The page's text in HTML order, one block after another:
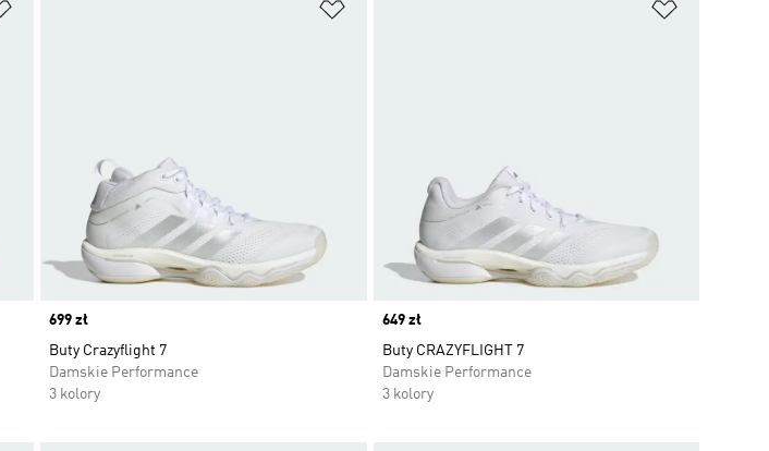
Price
699 zł
Buty Crazyflight 7
Damskie Performance
3 kolory
Price
649 zł
Buty CRAZYFLIGHT 7
Damskie Performance
3 kolory